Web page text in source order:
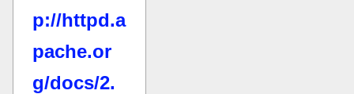
p://httpd.a
pache.or
g/docs/2.